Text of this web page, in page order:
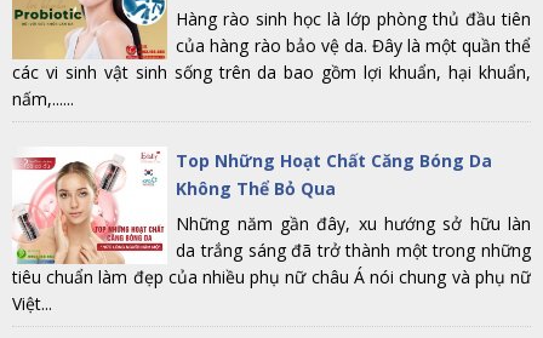
Hàng rào sinh học là lớp phòng thủ đầu tiên
của hàng rào bảo vệ da. Đây là một quần thể
các vi sinh vật sinh sống trên da bao gồm lợi khuẩn, hại khuẩn,
nấm,......
Top Những Hoạt Chất Căng Bóng Da
Không Thể Bỏ Qua
Những năm gần đây, xu hướng sở hữu làn
da trắng sáng đã trở thành một trong những
tiêu chuẩn làm đẹp của nhiều phụ nữ châu Á nói chung và phụ nữ
Việt...